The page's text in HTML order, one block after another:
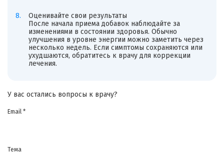
Оценивайте свои результаты
После начала приема добавок наблюдайте за
изменениями в состоянии здоровья. Обычно
улучшения в уровне энергии можно заметить через
несколько недель. Если симптомы сохраняются или
ухудшаются, обратитесь к врачу для коррекции
лечения.
У вас остались вопросы к врачу?
Email *
Тема